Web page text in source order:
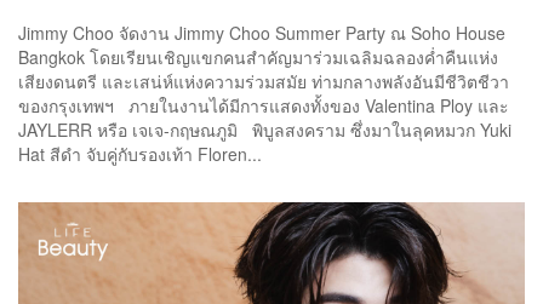
Jimmy Choo จัดงาน Jimmy Choo Summer Party ณ Soho House
Bangkok โดยเรียนเชิญแขกคนสำคัญมาร่วมเฉลิมฉลองค่ำคืนแห่ง
เสียงดนตรี และเสน่ห์แห่งความร่วมสมัย ท่ามกลางพลังอันมีชีวิตชีวา
ของกรุงเทพฯ ภายในงานได้มีการแสดงทั้งของ Valentina Ploy และ
JAYLERR หรือ เจเจ-กฤษณภูมิ พิบูลสงคราม ซึ่งมาในลุคหมวก Yuki
Hat สีดำ จับคู่กับรองเท้า Floren...